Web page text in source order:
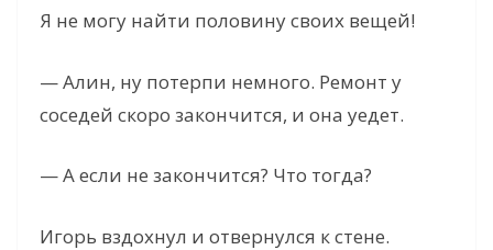
Я не могу найти половину своих вещей!
— Алин, ну потерпи немного. Ремонт у
соседей скоро закончится, и она уедет.
— А если не закончится? Что тогда?
Игорь вздохнул и отвернулся к стене.